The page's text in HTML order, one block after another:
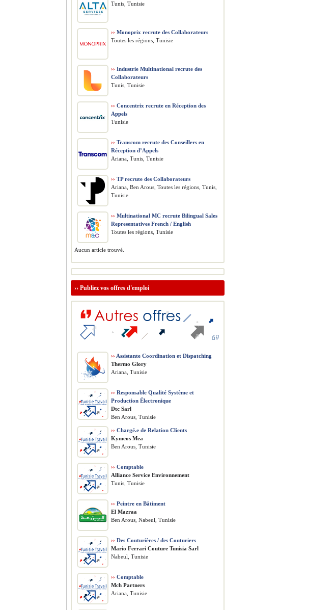
Tunis, Tunisie
›› Monoprix recrute des Collaborateurs
Toutes les régions, Tunisie
›› Industrie Multinational recrute des
Collaborateurs
Tunis, Tunisie
›› Concentrix recrute en Réception des
Appels
Tunisie
›› Transcom recrute des Conseillers en
Réception d’Appels
Ariana, Tunis, Tunisie
›› TP recrute des Collaborateurs
Ariana, Ben Arous, Toutes les régions, Tunis,
Tunisie
›› Multinational MC recrute Bilingual Sales
Representatives French / English
Toutes les régions, Tunisie
Aucun article trouvé.
›› Publiez vos offres d'emploi
›› Assistante Coordination et Dispatching
Thermo Glory
Ariana, Tunisie
›› Responsable Qualité Système et
Production Électronique
Dtc Sarl
Ben Arous, Tunisie
›› Chargé.e de Relation Clients
Kymeos Mea
Ben Arous, Tunisie
›› Comptable
Alliance Service Environnement
Tunis, Tunisie
›› Peintre en Bâtiment
El Mazraa
Ben Arous, Nabeul, Tunisie
›› Des Couturières / des Couturiers
Mario Ferrari Couture Tunisia Sarl
Nabeul, Tunisie
›› Comptable
Mch Partners
Ariana, Tunisie